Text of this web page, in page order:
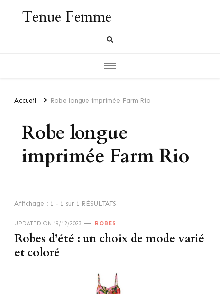
Tenue Femme
Accueil Robe longue imprimée Farm Rio
Robe longue
imprimée Farm Rio
Affichage : 1 - 1 sur 1 RÉSULTATS
UPDATED ON 19/12/2023 ROBES
Robes d’été : un choix de mode varié
et coloré